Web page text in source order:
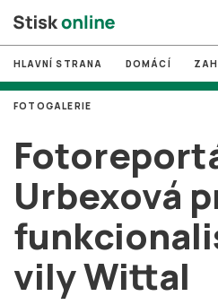
# MUNI
# Brno
volby
login PŘIHLÁSIT SE
Zapomněli jste heslo?
Založit nový účet
HLAVNÍ STRANA DOMÁCÍ
Urbexová
vily Wittal
FOTOGALERIE